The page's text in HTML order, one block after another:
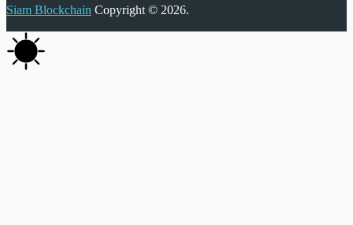
Siam Blockchain Copyright © 2026.